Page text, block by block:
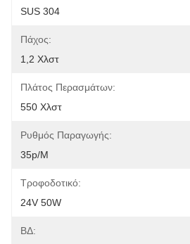
SUS 304
Πάχος:
1,2 Χλστ
Πλάτος Περασμάτων:
550 Χλστ
Ρυθμός Παραγωγής:
35p/m
Τροφοδοτικό:
24V 50W
ΒΔ: